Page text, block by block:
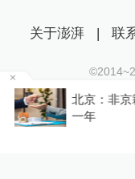
为
湖南
关于澎湃 | 联
©2014~
沪ICP证：沪
互联网新闻
沪